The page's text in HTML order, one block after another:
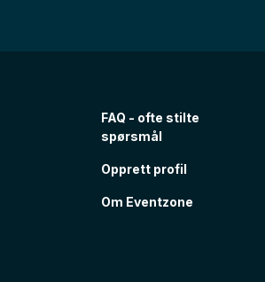
FAQ - ofte stilte
spørsmål
Opprett profil
Om Eventzone